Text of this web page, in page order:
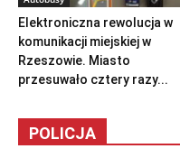
Elektroniczna rewolucja w
komunikacji miejskiej w
Rzeszowie. Miasto
przesuwało cztery razy...
POLICJA